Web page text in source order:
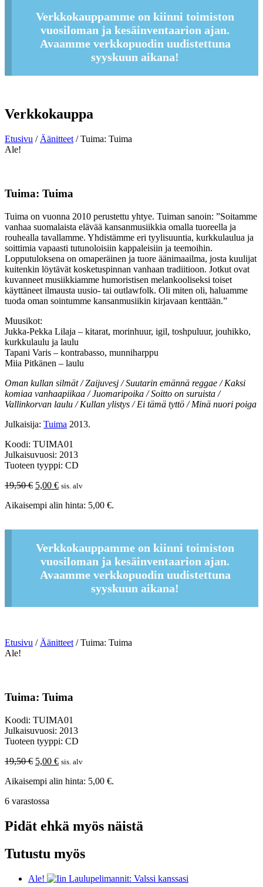
Verkkokauppamme on kiinni toimiston
vuosiloman ja kesäinventaarion ajan.
Avaamme verkkopuodin uudistettuna
syyskuun aikana!
Verkkokauppa
Etusivu / Äänitteet / Tuima: Tuima
Ale!
Tuima: Tuima
Tuima on vuonna 2010 perustettu yhtye. Tuiman sanoin: ”Soitamme
vanhaa suomalaista elävää kansanmusiikkia omalla tuoreella ja
rouhealla tavallamme. Yhdistämme eri tyylisuuntia, kurkkulaulua ja
soittimia vapaasti tutunoloisiin kappaleisiin ja teemoihin.
Lopputuloksena on omaperäinen ja tuore äänimaailma, josta kuulijat
kuitenkin löytävät kosketuspinnan vanhaan tradiitioon. Jotkut ovat
kuvanneet musiikkiamme humoristisen melankooliseksi toiset
käyttäneet ilmausta uusio- tai outlawfolk. Oli miten oli, haluamme
tuoda oman sointumme kansanmusiikin kirjavaan kenttään.”
Muusikot:
Jukka-Pekka Lilaja – kitarat, morinhuur, igil, toshpuluur, jouhikko,
kurkkulaulu ja laulu
Tapani Varis – kontrabasso, munniharppu
Miia Pitkänen – laulu
Oman kullan silmät / Zaijuvesj / Suutarin emännä reggae / Kaksi
komiaa vanhaapiikaa / Juomaripoika / Soitto on suruista /
Vallinkorvan laulu / Kullan ylistys / Ei tämä tyttö / Minä nuori poiga
Julkaisija: Tuima 2013.
Koodi: TUIMA01
Julkaisuvuosi: 2013
Tuoteen tyyppi: CD
19,50€ Alkuperäinen
oli:
5,00 €Nykyinen
on:
sis. alv
Aikaisempi alin hinta: 5,00 €.
Verkkokauppamme on kiinni toimiston
vuosiloman ja kesäinventaarion ajan.
Avaamme verkkopuodin uudistettuna
syyskuun aikana!
Etusivu /Äänitteet/ Tuima: Tuima
Ale!
Tuima: Tuima
Koodi: TUIMA01
Julkaisuvuosi: 2013
Tuoteen tyyppi: CD
19,50€ Alkuperäinen
oli:
5,00 €Nykyinen
on:
sis. alv
Aikaisempi alin hinta: 5,00 €.
6 varastossa
Pidät ehkä myös näistä
Tutustu myös
Ale!